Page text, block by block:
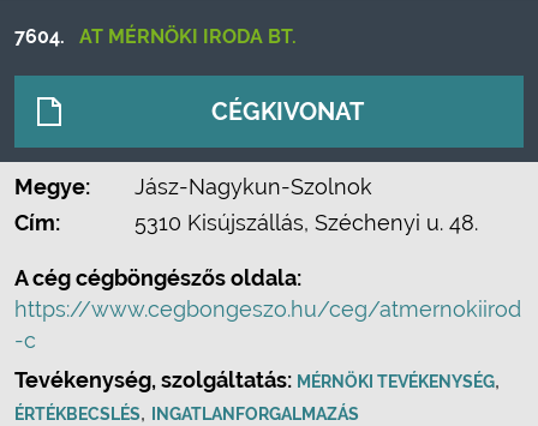
7604. AT MÉRNÖKI IRODA BT.
CÉGKIVONAT
Megye:
Jász-Nagykun-Szolnok
Cím:
5310 Kisújszállás, Széchenyi u. 48.
A cég cégböngészős oldala:
https://www.cegbongeszo.hu/ceg/atmernokiirod
-c
Tevékenység, szolgáltatás: MÉRNÖKI TEVÉKENYSÉG,
ÉRTÉKBECSLÉS, INGATLANFORGALMAZÁS